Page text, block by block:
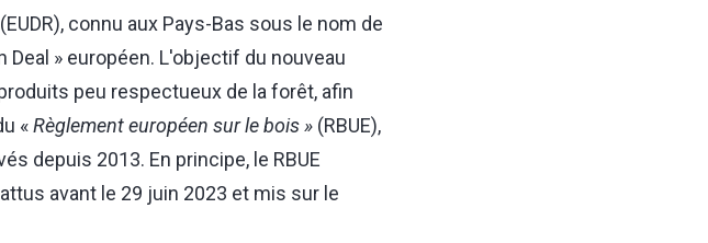
connu aux Pays-Bas sous le nom de
» européen. L'objectif du nouveau
peu respectueux de la forêt, afin
«Règlement européen sur le bois »(RBUE),
depuis 2013. En principe, le RBUE
avant le 29 juin 2023 et mis sur le